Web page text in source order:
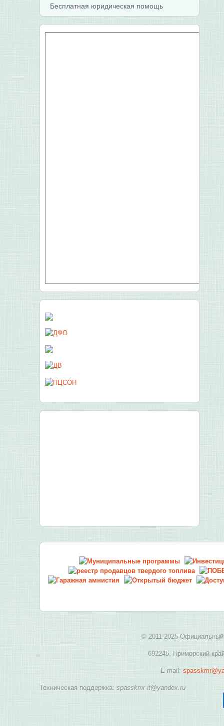
Бесплатная юридическая помощь
© 2011-2025 Официальный
692245, Приморский
E-mail:
Техническая поддержка: spasskmr-it@yandex.ru